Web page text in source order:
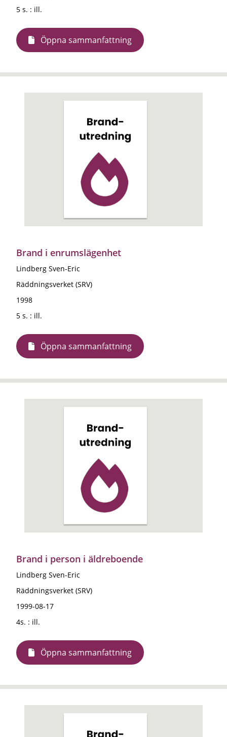
5 s. : ill.
Öppna sammanfattning
Brand i enrumslägenhet
Lindberg Sven-Eric
Räddningsverket (SRV)
1998
5 s. : ill.
Öppna sammanfattning
Brand i person i äldreboende
Lindberg Sven-Eric
Räddningsverket (SRV)
1999-08-17
4s. : ill.
Öppna sammanfattning